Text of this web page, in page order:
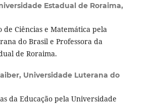
Estadual de Roraima,
de Ciências e Matemática pela
do Brasil e Professora da
de Roraima.
Universidade Luterana do
da Educação pela Universidade